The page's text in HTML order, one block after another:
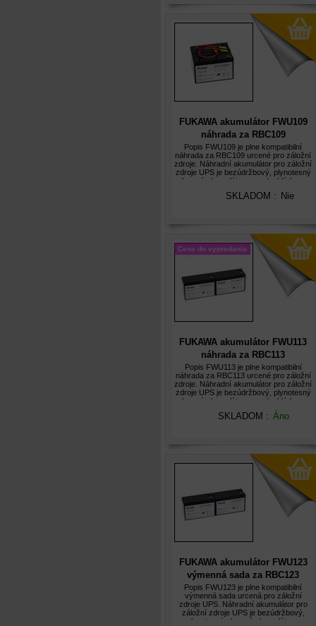
FUKAWA akumulátor FWU109
náhrada za RBC109
Popis FWU109 je plne kompatibilní
náhrada za RBC109 urcené pro záložní
zdroje. Náhradní akumulátor pro záložní
zdroje UPS je bezúdržbový, plynotesný
olovený akumulátor s predpokládanou
FUKAWA FWU jsou hermeticky uza
SKLADOM : Nie
FUKAWA akumulátor FWU113
náhrada za RBC113
Popis FWU113 je plne kompatibilní
náhrada za RBC113 urcené pro záložní
zdroje. Náhradní akumulátor pro záložní
zdroje UPS je bezúdržbový, plynotesný
olovený akumulátor s predpokládanou
životností 5let. Olovené akumulátory
FUKAWA FWU jsou hermeticky uza
SKLADOM : Áno
Cena do vypredania
FUKAWA akumulátor FWU123
výmenná sada za RBC123
Popis FWU123 je plne kompatibilní
výmenná sada urcená pro záložní
zdroje UPS. Náhradní akumulátor pro
záložní zdroje UPS je bezúdržbový,
plynotesný olovený akumulátor s